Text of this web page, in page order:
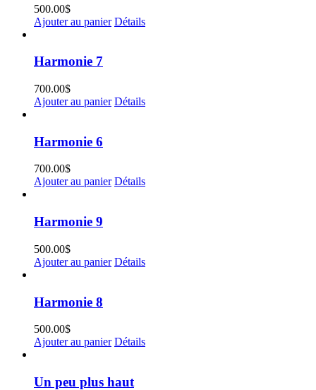
500.00$
Ajouter au panier Détails
Harmonie 7
700.00$
Ajouter au panier Détails
Harmonie 6
700.00$
Ajouter au panier Détails
Harmonie 9
500.00$
Ajouter au panier Détails
Harmonie 8
500.00$
Ajouter au panier Détails
Un peu plus haut